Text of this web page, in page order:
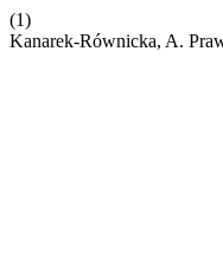
(1)
Kanarek-Równicka, A.